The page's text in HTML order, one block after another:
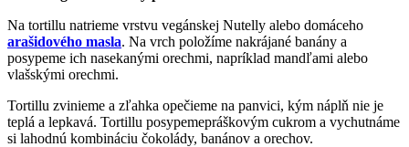
Na tortillu natrieme vrstvu vegánskej Nutelly alebo domáceho
arašidového masla. Na vrch položíme nakrájané banány a
posypeme ich nasekanými orechmi, napríklad mandľami alebo
vlašskými orechmi.
Tortillu zvinieme a zľahka opečieme na panvici, kým náplň nie je
teplá a lepkavá. Tortillu posypemepráškovým cukrom a vychutnáme
si lahodnú kombináciu čokolády, banánov a orechov.